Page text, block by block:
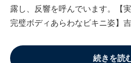
露し、反響を呼んでいます。【
完璧ボディあらわなビキニ姿】
続きを読